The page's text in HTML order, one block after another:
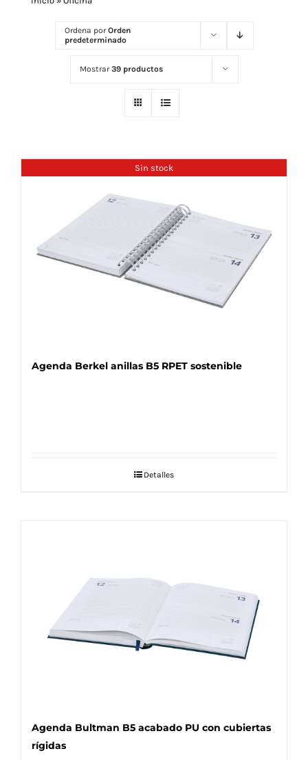
Navidad 🎄 Invierno
Fabricación
WooCommerce Cart
Ordena porOrden
predeterminado
Mostrar39 productos
Sin stock
Agenda Berkel anillas B5 RPET sostenible
Detalles
Agenda Bultman B5 acabado PU con cubiertas
rígidas